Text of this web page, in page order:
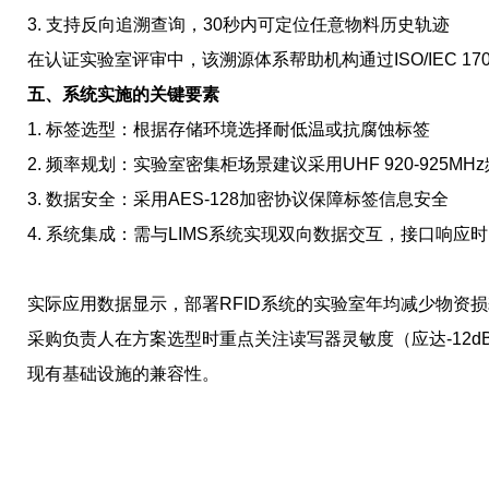
3. 支持反向追溯查询，30秒内可定位任意物料历史轨迹
在认证实验室评审中，该溯源体系帮助机构通过ISO/IEC
五、系统实施的关键要素
1. 标签选型：根据存储环境选择耐低温或抗腐蚀标签
2. 频率规划：实验室密集柜场景建议采用UHF 920-925MHz
3. 数据安全：采用AES-128加密协议保障标签信息安全
4. 系统集成：需与LIMS系统实现双向数据交互，接口响应
实际应用数据显示，部署RFID系统的实验室年均减少物资
采购负责人在方案选型时重点关注读写器灵敏度（应达-
现有基础设施的兼容性。